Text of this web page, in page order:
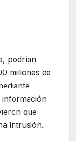
podrían
millones de
información
que
intrusión.